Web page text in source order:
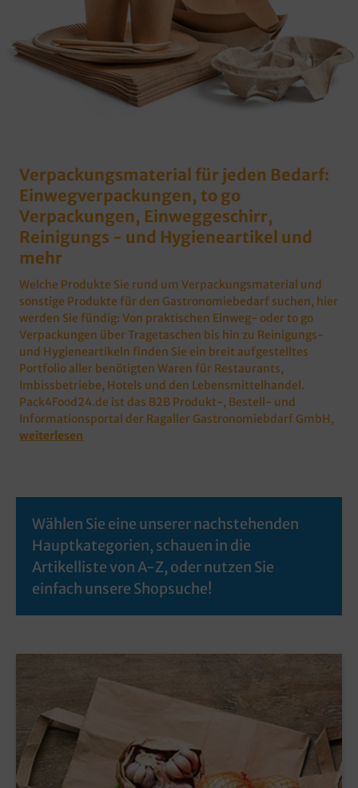
Verpackungsmaterial für jeden Bedarf:
Einwegverpackungen, to go
Verpackungen, Einweggeschirr,
Reinigungs - und Hygieneartikel und
mehr
Welche Produkte Sie rund um Verpackungsmaterial und
sonstige Produkte für den Gastronomiebedarf suchen, hier
werden Sie fündig: Von praktischen Einweg- oder to go
Verpackungen über Tragetaschen bis hin zu Reinigungs-
und Hygieneartikeln finden Sie ein breit aufgestelltes
Portfolio aller benötigten Waren für Restaurants,
Imbissbetriebe, Hotels und den Lebensmittelhandel.
Pack4Food24.de ist das B2B Produkt-, Bestell- und
Informationsportal der Ragaller Gastronomiebdarf GmbH,
weiterlesen
Wählen Sie eine unserer nachstehenden
Hauptkategorien, schauen in die
Artikelliste von A-Z, oder nutzen Sie
einfach unsere Shopsuche!